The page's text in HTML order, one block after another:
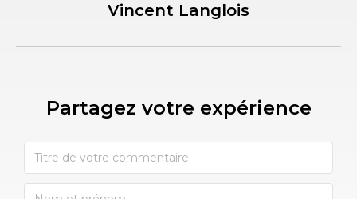
Vincent Langlois
Partagez votre expérience​